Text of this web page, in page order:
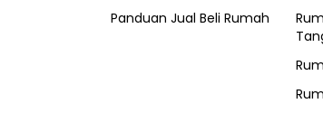
Panduan Jual Beli Rumah